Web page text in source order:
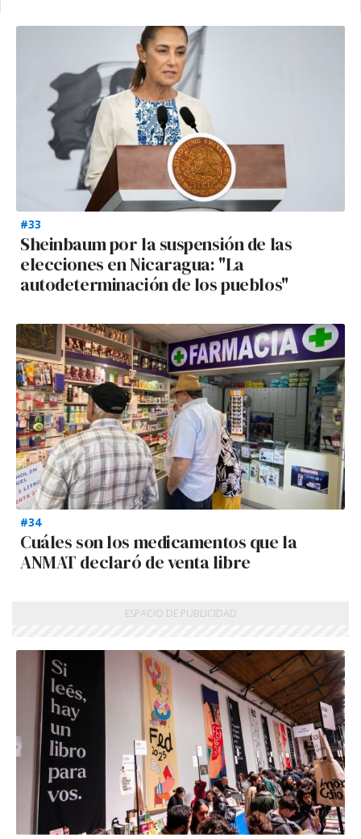
#33
Sheinbaum por la suspensión de las
elecciones en Nicaragua: "La
autodeterminación de los pueblos"
#34
Cuáles son los medicamentos que la
ANMAT declaró de venta libre